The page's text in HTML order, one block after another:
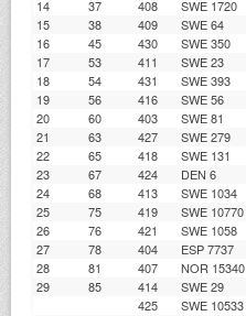
14
37 408 SWE 1720
15
38 409 SWE 64
16
45 430 SWE 350
17
53 411 SWE 23
18
54 431 SWE 393
19
56 416 SWE 56
20
60 403 SWE 81
21
63 427 SWE 279
22
65 418 SWE 131
23
67 424 DEN 6
24
68 413 SWE 1034
25
75 419 SWE 10770
26
76 421 SWE 1058
27
78 404 ESP 7737
28
81 407 NOR 15340
29
85 414 SWE 29
425
SWE 10533